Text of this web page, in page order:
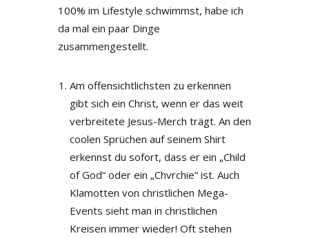
100% im Lifestyle schwimmst, habe ich
da mal ein paar Dinge
zusammengestellt.
Am offensichtlichsten zu erkennen
gibt sich ein Christ, wenn er das weit
verbreitete Jesus-Merch trägt. An den
coolen Sprüchen auf seinem Shirt
erkennst du sofort, dass er ein „Child
of God“ oder ein „Chvrchie“ ist. Auch
Klamotten von christlichen Mega-
Events sieht man in christlichen
Kreisen immer wieder! Oft stehen